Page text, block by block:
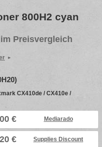
800H2 cyan
Preisvergleich
CX410de / CX410e /
€ Mediarado
€ Supplies Discount